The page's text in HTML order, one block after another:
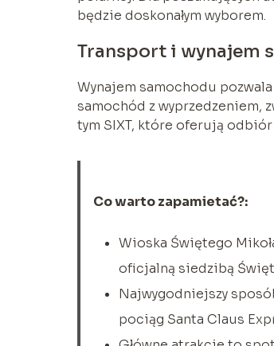
będzie doskonałym wyborem.
Transport i wynajem
Wynajem samochodu
samochód z wyprzedzeniem,
tym SIXT, które oferują
Co warto zapamietać?:
Wioska Świętego
oficjalną siedzibą
Najwygodniejszy
pociąg Santa Claus